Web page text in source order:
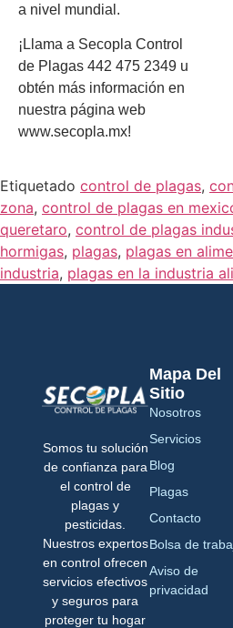
a nivel mundial.
¡Llama a Secopla Control
de Plagas 442 475 2349 u
obtén más información en
nuestra página web
www.secopla.mx!
Etiquetado control de plagas,
zona, control de plagas en
queretaro, control de plagas
hormigas, plagas, plagas en
industria, plagas en la industria
Somos tu solución
de confianza para
el control de
plagas y
pesticidas.
Nuestros expertos
en control ofrecen
servicios efectivos
y seguros para
proteger tu hogar
Mapa Del
Sitio
Nosotros
Servicios
Blog
Plagas
Contacto
Bolsa de
Aviso de
privacidad